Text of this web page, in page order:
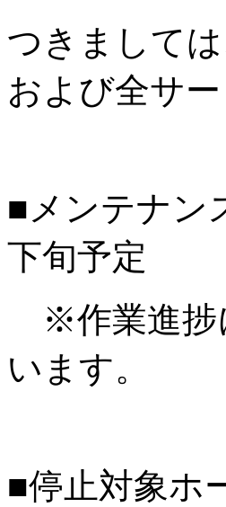
つきまして
および全サ
■メンテナン
下旬予定
※作業進捗
います。
■停止対象ホ